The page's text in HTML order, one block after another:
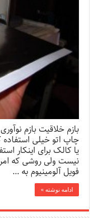
بازم خلاقیت بازم
چاپ اتو خیلی استفاده
یا کالک برای اینکار
نیست ولی روشی که
فویل آلومینیوم به …
ادامه نوشته »